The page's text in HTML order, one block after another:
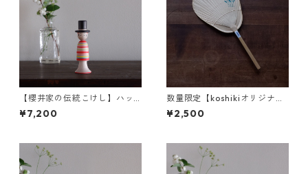
【櫻井家の伝統こけし】ハッ
ト帽c-1
¥7,200
数量限定【koshikiオリジナ
ル】うちわ(小) -あやめ-
¥2,500